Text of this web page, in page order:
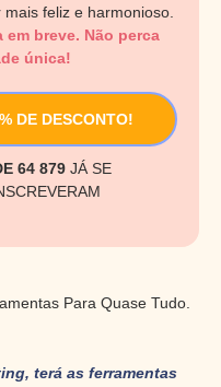
feliz e harmonioso.
em breve. Não perca
única!
DE DESCONTO!
64 879 JÁ SE
Para Quase Tudo.
terá as ferramentas